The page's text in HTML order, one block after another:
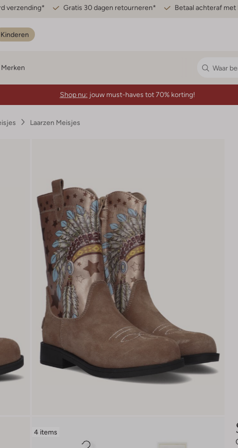
verzending* Gratis 30 dagen retourneren* Betaal achteraf met
Kinderen
Merken
Shop nu: jouw must-haves tot 70% korting!
Laarzen Meisjes
4 items